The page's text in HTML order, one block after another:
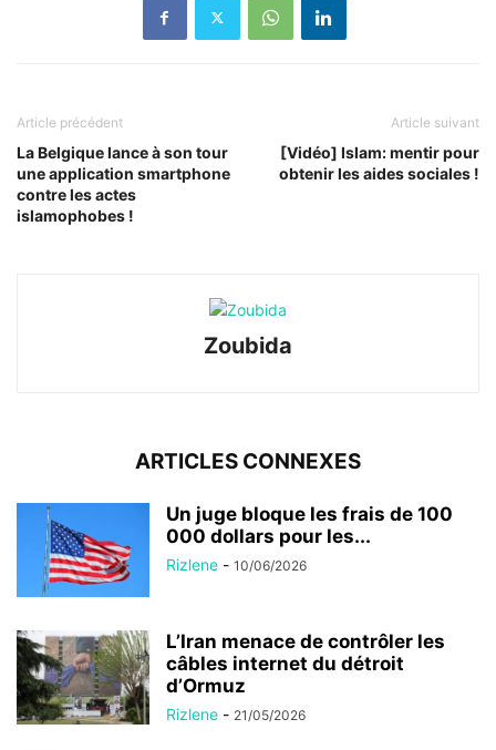
Article précédent
La Belgique lance à son tour
une application smartphone
contre les actes
islamophobes !
Article suivant
[Vidéo] Islam: mentir pour
obtenir les aides sociales !
Zoubida
ARTICLES CONNEXES
Un juge bloque les frais de 100
000 dollars pour les...
Rizlene - 10/06/2026
L’Iran menace de contrôler les
câbles internet du détroit
d’Ormuz
Rizlene - 21/05/2026